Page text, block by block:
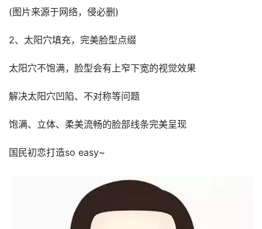
(图片来源于网络，侵必删)
2、太阳穴填充，完美脸型点缀
太阳穴不饱满，脸型会有上窄下宽的视觉效果
解决太阳穴凹陷、不对称等问题
饱满、立体、柔美流畅的脸部线条完美呈现
国民初恋打造so easy~